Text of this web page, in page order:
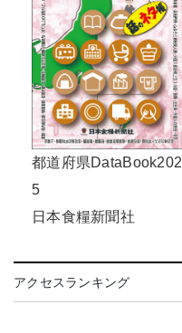
都道府県DataBook202
5
日本食糧新聞社
アクセスランキング